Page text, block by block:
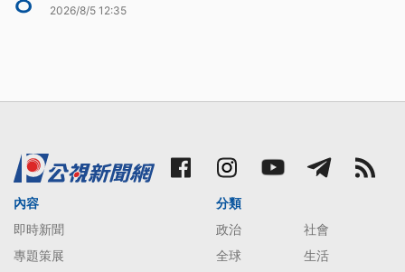
2026/8/5 12:35
內容
即時新聞
專題策展
分類
政治
社會
全球
生活